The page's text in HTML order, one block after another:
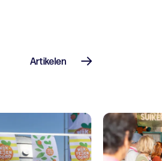
Artikelen